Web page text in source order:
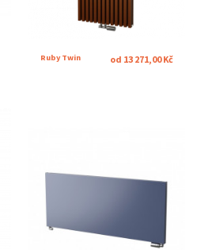
Ruby Twin od 13 271,00 Kč